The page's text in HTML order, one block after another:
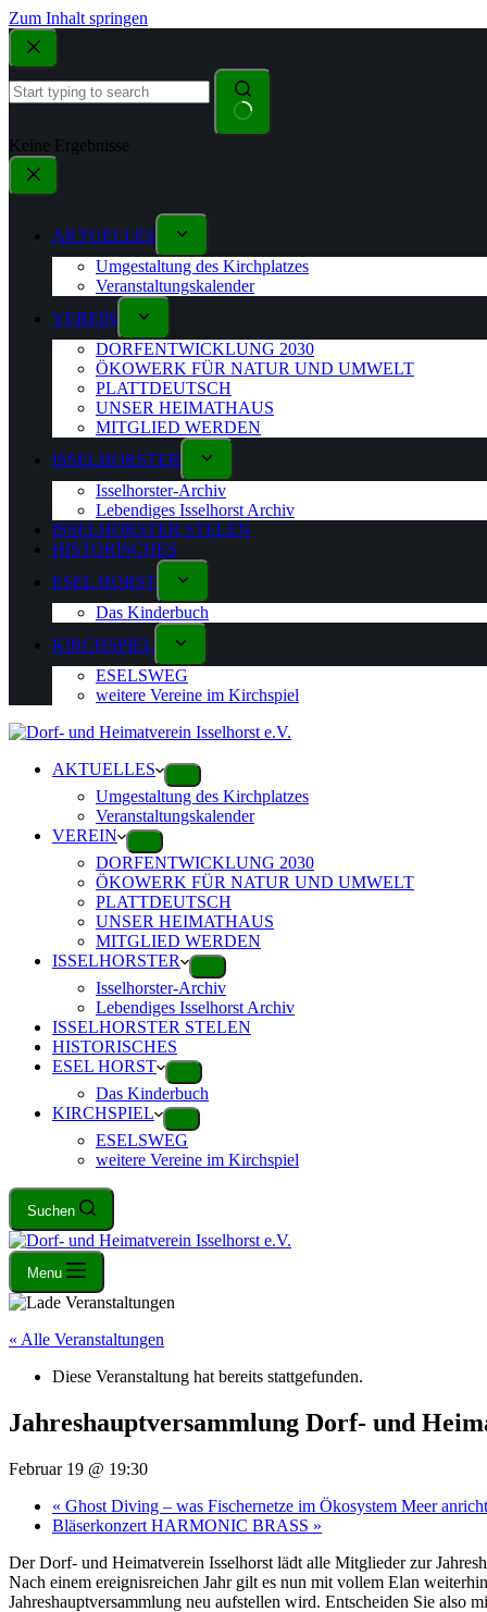
Zum Inhalt springen
Keine Ergebnisse
AKTUELLES
Umgestaltung des Kirchplatzes
Veranstaltungskalender
VEREIN
DORFENTWICKLUNG 2030
ÖKOWERK FÜR NATUR UND UMWELT
PLATTDEUTSCH
UNSER HEIMATHAUS
MITGLIED WERDEN
ISSELHORSTER
Isselhorster-Archiv
Lebendiges Isselhorst Archiv
ISSELHORSTER STELEN
HISTORISCHES
ESEL HORST
Das Kinderbuch
KIRCHSPIEL
ESELSWEG
weitere Vereine im Kirchspiel
AKTUELLES
Umgestaltung des Kirchplatzes
Veranstaltungskalender
VEREIN
DORFENTWICKLUNG 2030
ÖKOWERK FÜR NATUR UND UMWELT
PLATTDEUTSCH
UNSER HEIMATHAUS
MITGLIED WERDEN
ISSELHORSTER
Isselhorster-Archiv
Lebendiges Isselhorst Archiv
ISSELHORSTER STELEN
HISTORISCHES
ESEL HORST
Das Kinderbuch
KIRCHSPIEL
ESELSWEG
weitere Vereine im Kirchspiel
Suchen
Menu
« Alle Veranstaltungen
Diese Veranstaltung hat bereits stattgefunden.
Jahreshauptversammlung Dorf- und
Februar 19 @ 19:30
« Ghost Diving – was Fischernetze im Ökosystem Meer
Bläserkonzert HARMONIC BRASS »
Der Dorf- und Heimatverein Isselhorst lädt alle Mitglieder zur
Nach einem ereignisreichen Jahr gilt es nun mit vollem Elan
Jahreshauptversammlung neu aufstellen wird. Entscheiden Sie also